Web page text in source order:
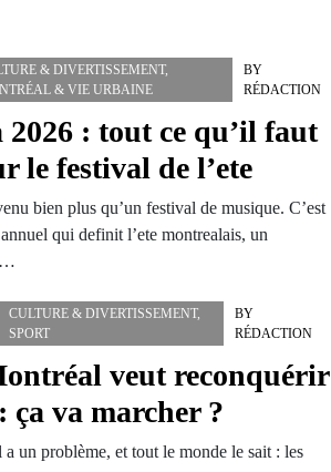
& DIVERTISSEMENT,
& VIE URBAINE
BY
RÉDACTION
2026 : tout ce qu’il faut
le festival de l’ete
bien plus qu’un festival de musique. C’est
qui definit l’ete montrealais, un
CULTURE & DIVERTISSEMENT,
SPORT
BY
RÉDACTION
veut reconquérir
ça va marcher ?
un problème, et tout le monde le sait : les